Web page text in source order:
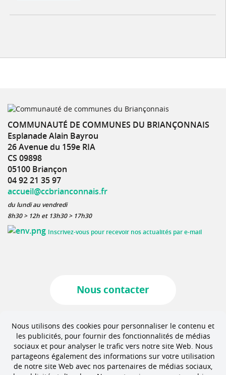
COMMUNAUTÉ DE COMMUNES DU BRIANÇONNAIS
Esplanade Alain Bayrou
26 Avenue du 159e RIA
CS 09898
05100 Briançon
04 92 21 35 97
accueil@ccbrianconnais.fr
du lundi au vendredi
8h30 > 12h et 13h30 > 17h30
Inscrivez-vous pour recevoir nos actualités par e-mail
Nous contacter
Marchés publics
Offres d'emploi
Nous utilisons des cookies pour personnaliser le contenu et
les publicités, pour fournir des fonctionnalités de médias
sociaux et pour analyser le trafic vers notre site Web. Nous
partageons également des informations sur votre utilisation
de notre site Web avec nos partenaires de médias sociaux,